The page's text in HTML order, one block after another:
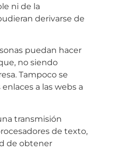
ni de la
derivarse de
puedan hacer
no siendo
Tampoco se
a las webs a
transmisión
de texto,
de obtener